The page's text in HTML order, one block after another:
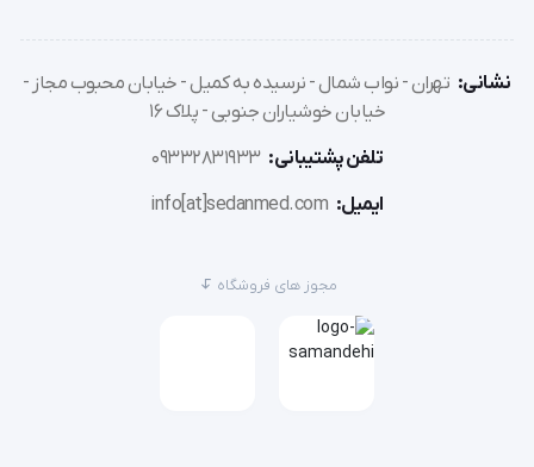
نشانی: تهران - نواب شمال - نرسیده به کمیل - خیابان محبوب مجاز -
خیابان خوشیاران جنوبی - پلاک 16
تلفن پشتیبانی: 09332831933
ایمیل: info[at]sedanmed.com
مجوز های فروشگاه